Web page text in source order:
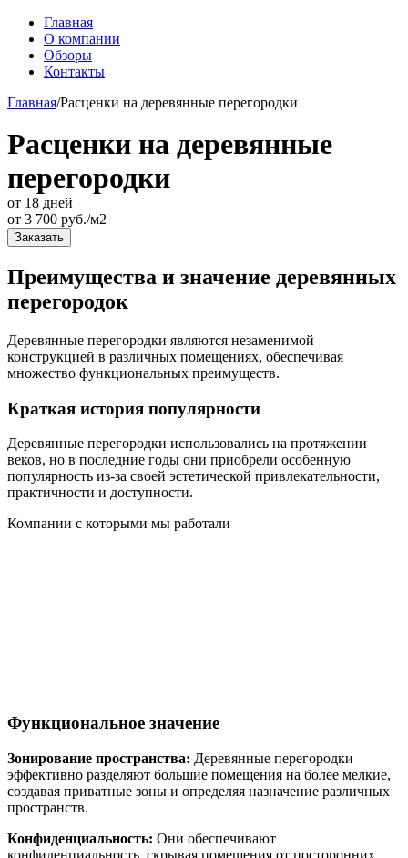
Главная
О компании
Обзоры
Контакты
Главная/Расценки на деревянные перегородки
Расценки на деревянные
перегородки
от 18 дней
от 3 700 руб./м2
Заказать
Преимущества и значение деревянных
перегородок
Деревянные перегородки являются незаменимой
конструкцией в различных помещениях, обеспечивая
множество функциональных преимуществ.
Краткая история популярности
Деревянные перегородки использовались на протяжении
веков, но в последние годы они приобрели особенную
популярность из-за своей эстетической привлекательности,
практичности и доступности.
Компании с которыми мы работали
Функциональное значение
Зонирование пространства: Деревянные перегородки
эффективно разделяют большие помещения на более мелкие,
создавая приватные зоны и определяя назначение различных
пространств.
Конфиденциальность: Они обеспечивают
конфиденциальность, скрывая помещения от посторонних